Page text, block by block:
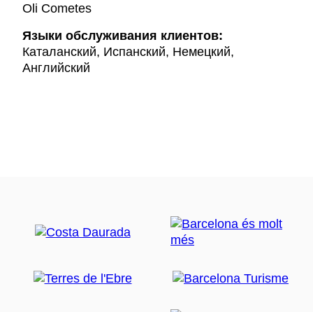
Oli Cometes
Языки обслуживания клиентов:
Каталанский, Испанский, Немецкий,
Английский